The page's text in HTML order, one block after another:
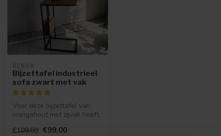
BENOA
Bijzettafel industrieel
sofa zwart met vak
Voor deze bijzettafel van
mangohout met zijvak heeft
€109,00 €99,00